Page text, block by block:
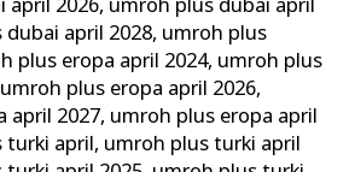
april 2026, umroh plus dubai april
april 2028, umroh plus
plus eropa april 2024, umroh plus
umroh plus eropa april 2026,
april 2027, umroh plus eropa april
turki april, umroh plus turki april